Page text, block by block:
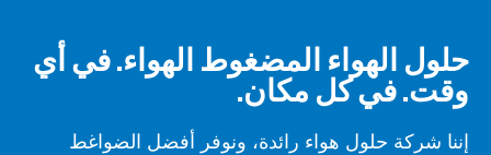
حلول الهواء المضغوط الهواء. في أي
وقت. في كل مكان.
إننا شركة حلول هواء رائدة، ونوفر أفضل الضواغط